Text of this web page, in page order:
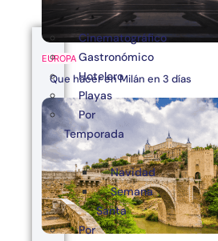
EUROPA
Que hacer en Milán en 3 días
Cinematográfico
Gastronómico
Hotelero
Playas
Por
Temporada
Navidad
Semana
Santa
Por